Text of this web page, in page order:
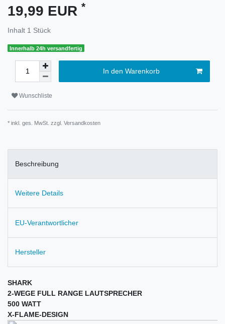
19,99 EUR *
Inhalt 1 Stück
Innerhalb 24h versandfertig
In den Warenkorb
Wunschliste
* inkl. ges. MwSt. zzgl. Versandkosten
Beschreibung
Weitere Details
EU-Verantwortlicher
Hersteller
SHARK
2-WEGE FULL RANGE LAUTSPRECHER
500 WATT
X-FLAME-DESIGN